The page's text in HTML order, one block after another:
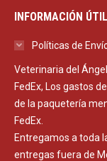
INFORMACIÓN ÚTIL
Políticas de
Veterinaria del
FedEx, Los gastos
de la paquetería
FedEx.
Entregamos a toda
entregas fuera de